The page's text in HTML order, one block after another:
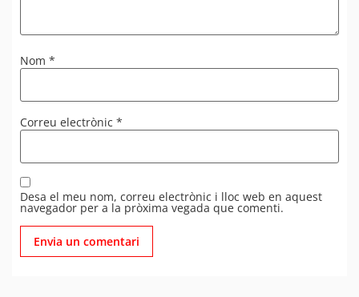
Nom *
Correu electrònic *
Desa el meu nom, correu electrònic i lloc web en aquest
navegador per a la pròxima vegada que comenti.